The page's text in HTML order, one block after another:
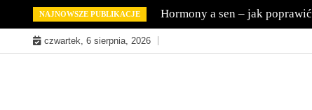
to
content
NAJNOWSZE PUBLIKACJE Hormony a sen – jak
czwartek, 6 sierpnia, 2026